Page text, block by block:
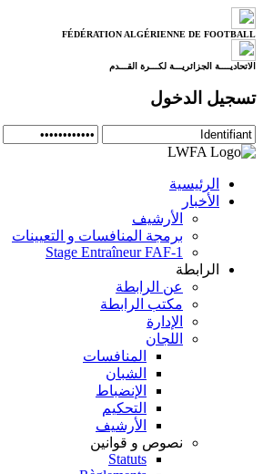
FÉDÉRATION ALGÉRIENNE DE FOOTBALL
الاتحاديــــة الجزائريـــة لكـــرة القـــدم
تسجيل الدخول
الرئيسية
الأخبار
الأرشيف
برمجة المنافسات و التعيينات
Stage Entraîneur FAF-1
الرابطة
عن الرابطة
مكتب الرابطة
الإدارة
اللجان
المنافسات
الشبان
الإنضباط
التحكيم
الأرشيف
نصوص و قوانين
Statuts